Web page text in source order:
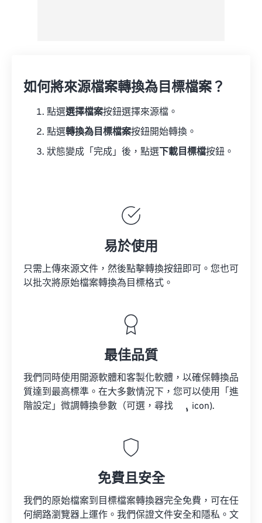
如何將來源檔案轉換為目標檔案？
點選選擇檔案按鈕選擇來源檔。
點選轉換為目標檔案按鈕開始轉換。
狀態變成「完成」後，點選 下載目標檔按鈕。
易於使用
只需上傳來源文件，然後點擊轉換按鈕即可。您也可
以批次將原始檔案轉換為目標格式。
最佳品質
我們同時使用開源軟體和客製化軟體，以確保轉換品
質達到最高標準。在大多數情況下，您可以使用「進
階設定」微調轉換參數（可選，尋找
icon).
免費且安全
我們的原始檔案到目標檔案轉換器完全免費，可在任
何網路瀏覽器上運作。我們保證文件安全和隱私。文